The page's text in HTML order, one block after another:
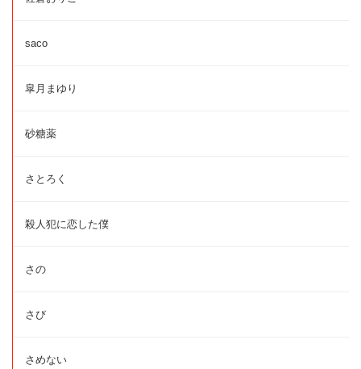
saco
皐月まゆり
砂糖薬
さとろく
殺人犯に恋した僕
さの
さび
さめない